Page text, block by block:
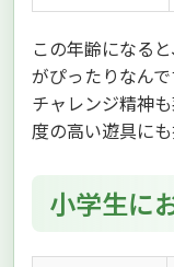
この年齢になると
がぴったりなんで
チャレンジ精神
度の高い遊具に
小学生に